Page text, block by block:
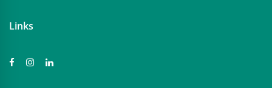
Links